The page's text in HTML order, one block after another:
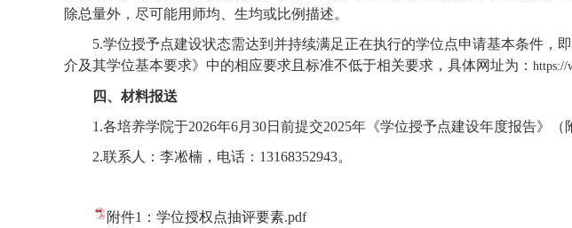
除总量外，尽可能用师均、生均或比例描述。
5.学位授予点建设状态需达到并持续满足正在执行的学位点申请基本条件 ， 即
介及其学位基本要求》中的相应要求且标准不低于相关要求 ， 具体网址为： https://
四、 材料报送
1.各培养学院于2026年6月 30日前提交2025年《学位授予点建设年度报告》（
2.联系人： 李凇楠 ，电话： 13168352943。
附件1：学位授权点抽评要素.pdf